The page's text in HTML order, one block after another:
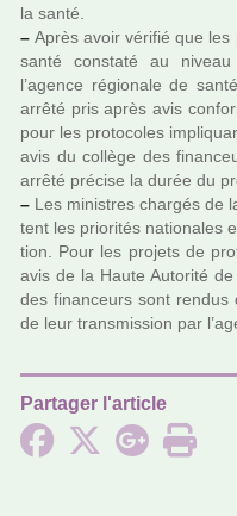
la santé.
– Après avoir véri­fié que
santé cons­taté au
l’agence régio­nale de
arrêté pris après avis
pour les pro­to­co­les
avis du col­lège des
arrêté pré­cise la durée du
– Les minis­tres char­gés de
tent les prio­ri­tés natio­na­les
tion. Pour les pro­jets de
avis de la Haute Autorité
des finan­ceurs sont
de leur trans­mis­sion par
Partager l'article